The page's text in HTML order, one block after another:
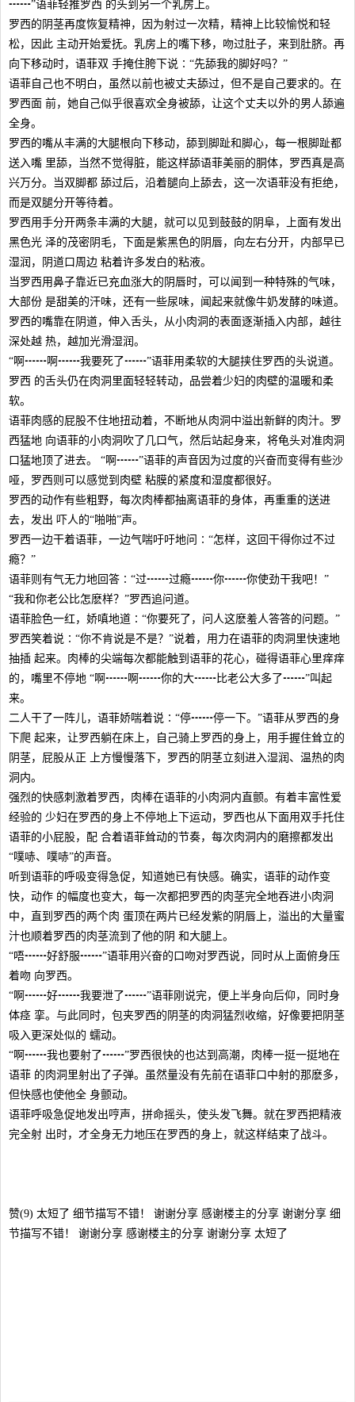
┅┅”语菲轻推罗西 的头到另一个乳房上。
罗西的阴茎再度恢复精神，因为射过一次精，精神上比较愉悦和轻
松，因此 主动开始爱抚。乳房上的嘴下移，吻过肚子，来到肚脐。再
向下移动时，语菲双 手掩住胯下说∶“先舔我的脚好吗？”
语菲自己也不明白，虽然以前也被丈夫舔过，但不是自己要求的。在
罗西面 前，她自己似乎很喜欢全身被舔，让这个丈夫以外的男人舔遍
全身。
罗西的嘴从丰满的大腿根向下移动，舔到脚趾和脚心，每一根脚趾都
送入嘴 里舔，当然不觉得脏，能这样舔语菲美丽的胴体，罗西真是高
兴万分。当双脚都 舔过后，沿着腿向上舔去，这一次语菲没有拒绝，
而是双腿分开等待着。
罗西用手分开两条丰满的大腿，就可以见到鼓鼓的阴阜，上面有发出
黑色光 泽的茂密阴毛，下面是紫黑色的阴唇，向左右分开，内部早已
湿润，阴道口周边 粘着许多发白的粘液。
当罗西用鼻子靠近已充血涨大的阴唇时，可以闻到一种特殊的气味，
大部份 是甜美的汗味，还有一些尿味，闻起来就像牛奶发酵的味道。
罗西的嘴靠在阴道，伸入舌头，从小肉洞的表面逐渐插入内部，越往
深处越 热，越加光滑湿润。
“啊┅┅啊┅┅我要死了┅┅”语菲用柔软的大腿挟住罗西的头说道。
罗西 的舌头仍在肉洞里面轻轻转动，品尝着少妇的肉壁的温暖和柔
软。
语菲肉感的屁股不住地扭动着，不断地从肉洞中溢出新鲜的肉汁。罗
西猛地 向语菲的小肉洞吹了几口气，然后站起身来，将龟头对准肉洞
口猛地顶了进去。 “啊┅┅”语菲的声音因为过度的兴奋而变得有些沙
哑，罗西则可以感觉到肉壁 粘膜的紧度和湿度都很好。
罗西的动作有些粗野，每次肉棒都抽离语菲的身体，再重重的送进
去，发出 吓人的“啪啪”声。
罗西一边干着语菲，一边气喘吁吁地问∶“怎样，这回干得你过不过
瘾？”
语菲则有气无力地回答∶“过┅┅过瘾┅┅你┅┅你使劲干我吧！”
“我和你老公比怎麽样？”罗西追问道。
语菲脸色一红，娇嗔地道∶“你要死了，问人这麽羞人答答的问题。”
罗西笑着说∶“你不肯说是不是？”说着，用力在语菲的肉洞里快速地
抽插 起来。肉棒的尖端每次都能触到语菲的花心，碰得语菲心里痒痒
的，嘴里不停地 “啊┅┅啊┅┅你的大┅┅比老公大多了┅┅”叫起
来。
二人干了一阵儿，语菲娇喘着说∶“停┅┅停一下。”语菲从罗西的身
下爬 起来，让罗西躺在床上，自己骑上罗西的身上，用手握住耸立的
阴茎，屁股从正 上方慢慢落下，罗西的阴茎立刻进入湿润、温热的肉
洞内。
强烈的快感刺激着罗西，肉棒在语菲的小肉洞内直颤。有着丰富性爱
经验的 少妇在罗西的身上不停地上下运动，罗西也从下面用双手托住
语菲的小屁股，配 合着语菲耸动的节奏，每次肉洞内的磨擦都发出
“噗哧、噗哧”的声音。
听到语菲的呼吸变得急促，知道她已有快感。确实，语菲的动作变
快，动作 的幅度也变大，每一次都把罗西的肉茎完全地吞进小肉洞
中，直到罗西的两个肉 蛋顶在两片已经发紫的阴唇上，溢出的大量蜜
汁也顺着罗西的肉茎流到了他的阴 和大腿上。
“唔┅┅好舒服┅┅”语菲用兴奋的口吻对罗西说，同时从上面俯身压
着吻 向罗西。
“啊┅┅好┅┅我要泄了┅┅”语菲刚说完，便上半身向后仰，同时身
体痉 挛。与此同时，包夹罗西的阴茎的肉洞猛烈收缩，好像要把阴茎
吸入更深处似的 蠕动。
“啊┅┅我也要射了┅┅”罗西很快的也达到高潮，肉棒一挺一挺地在
语菲 的肉洞里射出了子弹。虽然量没有先前在语菲口中射的那麽多，
但快感也使他全 身颤动。
语菲呼吸急促地发出哼声，拼命摇头，使头发飞舞。就在罗西把精液
完全射 出时，才全身无力地压在罗西的身上，就这样结束了战斗。
赞(9) 太短了 细节描写不错！ 谢谢分享 感谢楼主的分享 谢谢分享 细
节描写不错！ 谢谢分享 感谢楼主的分享 谢谢分享 太短了